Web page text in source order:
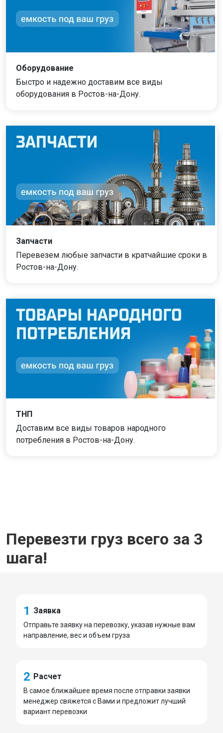
Оборудование
Быстро и надежно доставим все виды
оборудования в Ростов-на-Дону.
Запчасти
Перевезем любые запчасти в кратчайшие сроки в
Ростов-на-Дону.
ТНП
Доставим все виды товаров народного
потребления в Ростов-на-Дону.
Перевезти груз всего за 3
шага!
1 Заявка
Отправьте заявку на перевозку, указав нужные вам
направление, вес и объем груза
2 Расчет
В самое ближайшее время после отправки заявки
менеджер свяжется с Вами и предложит лучший
вариант перевозки